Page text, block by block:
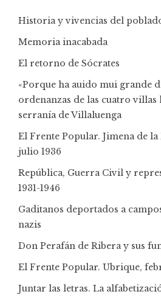
Historia y vivencias del
Memoria inacabada
El retorno de Sócrates
«Porque ha auido mui grande
ordenanzas de las cuatro villas
serranía de Villaluenga
El Frente Popular. Jimena de
julio 1936
República, Guerra Civil y
1931-1946
Gaditanos deportados a
nazis
Don Perafán de Ribera y sus
El Frente Popular. Ubrique,
Juntar las letras. La